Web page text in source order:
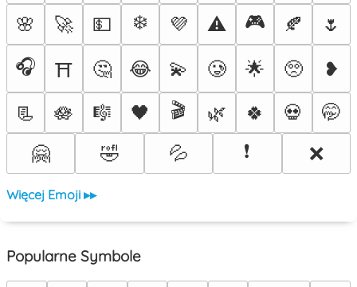
🌸
🚀 💵 ❄️ 💜 ⚠️ 🎮 🍂
🌷
🎧
⛩️ 🤔 😂 💫 🥲 🌟 🥺
❥
📃
🪷 🎼 🖤 🎬 🌿 🍀 💀
🤭
🤗
🤣 💦 ❗ ❌
Więcej Emoji ▸▸
Popularne Symbole